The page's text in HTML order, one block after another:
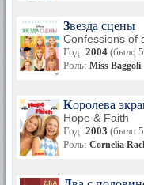
Звезда сцены
Confessions of
Год: 2004 (было
Роль: Miss Baggoli
Королева
Hope & Faith
Год: 2003 (было
Роль: Cornelia